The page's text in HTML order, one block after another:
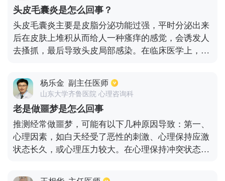
头皮毛囊炎是怎么回事？
头皮毛囊炎主要是皮脂分泌功能过强，平时分泌出来
后在皮肤上堆积从而给人一种瘙痒的感觉，会诱发人
去搔抓，最后导致头皮局部感染。在临床医学上，头
炎主要发生在青壮年男性身上，这是由于男性群雄激
素分泌的原因，是皮脂腺分泌更加旺盛。因此青壮年
男性要多注意自己的头皮清洁。
杨乐金 副主任医师
山东大学齐鲁医院 心理咨询科
老是做噩梦是怎么回事
推测经常做噩梦，可能有以下几种原因导致：第一、
心理因素，如白天经受了恶性的刺激、心理保持应激
状态长久，或心理压力较大。在心理保持冲突状态
梦；第二、外在因素，如躯体生病的初期，脑肿瘤